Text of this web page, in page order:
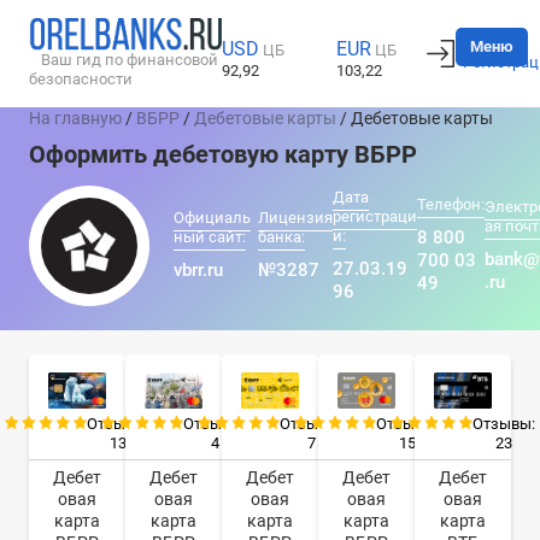
Ваш гид по финансовой
безопасности
USD ЦБ
92,92
EUR ЦБ
103,22
Вход
Меню
На главную / ВБРР / Дебетовые карты / Дебетовые карты
Оформить дебетовую карту ВБРР
Официаль
ный сайт:
vbrr.ru
Лицензия
банка:
№3287
Дата
регистраци
и:
27.03.19
96
Телефон:
8 800
700 03
49
ая
.ru
Отзывы:
13
Дебет
овая
карта
Отзывы:
4
Дебет
овая
карта
Отзывы:
7
Дебет
овая
карта
Отзывы:
15
Дебет
овая
карта
Отзывы:
23
Дебет
овая
карта